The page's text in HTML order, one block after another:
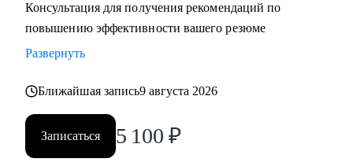
• E-commerce
Обращаю внимание, что специализируюсь только на
Консультация для получения рекомендаций по
повышению эффективности вашего резюме
Развернуть
Ближайшая запись9 августа 2026
Записаться 5 100 ₽